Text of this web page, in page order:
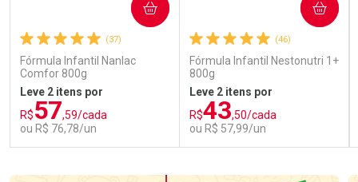
(37)
Fórmula Infantil Nanlac
Comfor 800g
Leve 2 itens por
R$57,59/cada
ou R$ 76,78/un
COMPRAR
(46)
Fórmula Infantil Nestonutri 1+
800g
Leve 2 itens por
R$43,50/cada
ou R$ 57,99/un
COMPRAR